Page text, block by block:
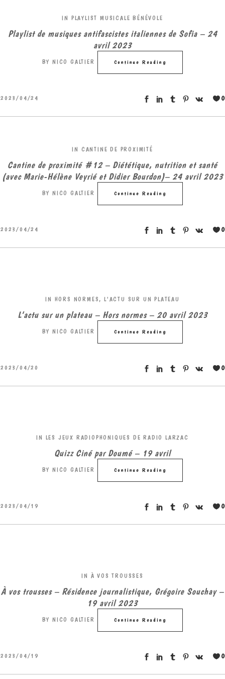
IN PLAYLIST MUSICALE BÉNÉVOLE
Playlist de musiques antifascistes italiennes de Sofia – 24
avril 2023
BY NICO GALTIER Continue Reading
2023/04/24 0
IN CANTINE DE PROXIMITÉ
Cantine de proximité #12 – Diététique, nutrition et santé
(avec Marie-Hélène Veyrié et Didier Bourdon)– 24 avril 2023
BY NICO GALTIER Continue Reading
2023/04/24 0
IN HORS NORMES , L'ACTU SUR UN PLATEAU
L’actu sur un plateau – Hors normes – 20 avril 2023
BY NICO GALTIER Continue Reading
2023/04/20 0
IN LES JEUX RADIOPHONIQUES DE RADIO LARZAC
Quizz Ciné par Doumé – 19 avril
BY NICO GALTIER Continue Reading
2023/04/19 0
IN À VOS TROUSSES
À vos trousses – Résidence journalistique, Grégoire Souchay –
19 avril 2023
BY NICO GALTIER Continue Reading
2023/04/19 0